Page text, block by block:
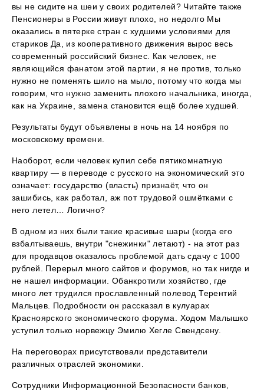
вы не сидите на шеи у своих родителей? Читайте также
Пенсионеры в России живут плохо, но недолго Мы
оказались в пятерке стран с худшими условиями для
стариков Да, из кооперативного движения вырос весь
современный российский бизнес. Как человек, не
являющийся фанатом этой партии, я не против, только
нужно не поменять шило на мыло, потому что когда мы
говорим, что нужно заменить плохого начальника, иногда,
как на Украине, замена становится ещё более худшей.
Результаты будут объявлены в ночь на 14 ноября по
московскому времени.
Наоборот, если человек купил себе пятикомнатную
квартиру — в переводе с русского на экономический это
означает: государство (власть) признаёт, что он
зашибись, как работал, аж пот трудовой ошмётками с
него летел… Логично?
В одном из них были такие красивые шары (когда его
взбалтываешь, внутри "снежинки" летают) - на этот раз
для продавцов оказалось проблемой дать сдачу с 1000
рублей. Перерыл много сайтов и форумов, но так нигде и
не нашел информации. Обанкротили хозяйство, где
много лет трудился прославленный полевод Терентий
Мальцев. Подробности он рассказал в кулуарах
Красноярского экономического форума. Ходом Малышко
уступил только норвежцу Эмилю Хегле Свендсену.
На переговорах присутствовали представители
различных отраслей экономики.
Сотрудники Информационной Безопасности банков,